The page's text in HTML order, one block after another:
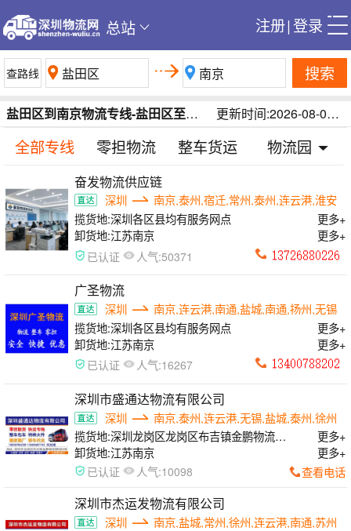
总站 注册|登录
搜索
更新时间:2026-08-06 18:02:21
盐田区到南京物流专线-盐田区至南京货运专线-深圳盐田区到南京运输公司
全部专线 零担物流 整车货运 物流园
奋发物流供应链
深圳
南京,泰州,宿迁,常州,泰州,连云港,淮安
揽货地:深圳各区县均有服务网点
更多+
卸货地:江苏南京 更多+
已认证 人气:50371
广圣物流
深圳
南京,连云港,南通,盐城,南通,扬州,无锡
揽货地:深圳各区县均有服务网点
更多+
卸货地:江苏南京 更多+
已认证 人气:16267
深圳市盛通达物流有限公司
深圳
南京,泰州,连云港,无锡,盐城,泰州,徐州
揽货地:深圳龙岗区龙岗区布吉镇金鹏物流园
B区8栋
更多+
卸货地:江苏南京 更多+
已认证 人气:10098 查看电话
深圳市杰运发物流有限公司
深圳
南京,盐城,常州,徐州,连云港,南通,苏州